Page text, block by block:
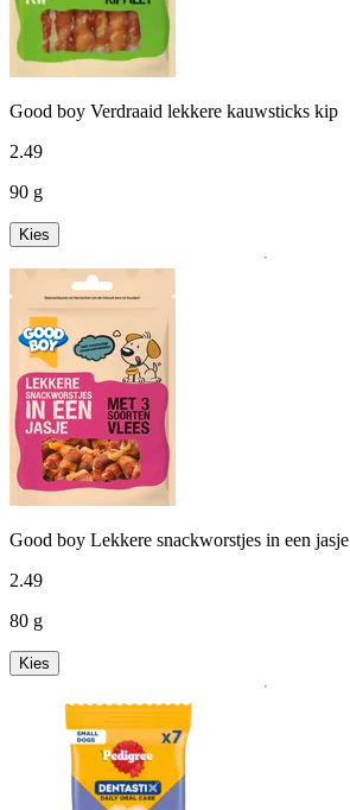
Good boy Verdraaid lekkere kauwsticks kip
2.49
90 g
Kies
Good boy Lekkere snackworstjes in een jasje
2.49
80 g
Kies